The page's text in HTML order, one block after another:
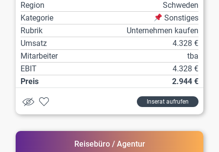
Region
Schweden
Kategorie
Sonstiges
Rubrik
Unternehmen kaufen
Umsatz
4.328 €
Mitarbeiter
tba
EBIT
4.328 €
Preis
2.944 €
Inserat aufrufen
Reisebüro / Agentur